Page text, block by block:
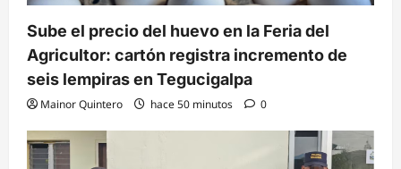
Sube el precio del huevo en la Feria del
Agricultor: cartón registra incremento de
seis lempiras en Tegucigalpa
Mainor Quintero hace 50 minutos 0